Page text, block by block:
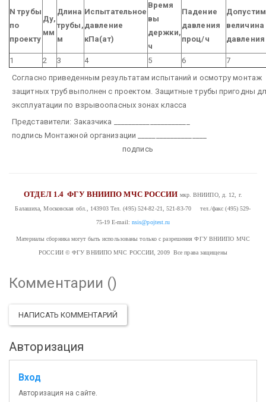
N трубы
по
проекту
Ду,
мм
Длина
трубы,
м
Испытательное
давление
кПа(ат)
Время
вы
держки,
ч
Падение
давления
проц/ч
величина
давления
1 2 3 4 5 6
7
Согласно приведенным результатам испытаний и осмотру монтаж
защитных труб выполнен с проектом. Защитные трубы пригодны
эксплуатации по взрывоопасных зонах класса
Представители: Заказчика _____________________
подпись Монтажной организации ___________________
подпись
ОТДЕЛ 1.4ФГУ ВНИИПО МЧС РОССИИ мкр. ВНИИПО, д. 12, г.
Балашиха, Московская обл., 143903Тел. (495) 524-82-21, 521-83-70 тел./факс (495) 529-
75-19 E-mail: nsis@pojtest.ru
Материалы сборника могут быть использованы только с разрешения ФГУ ВНИИПО МЧС
РОССИИ© ФГУ ВНИИПО МЧС РОССИИ, 2009 Все права защищены
Комментарии ()
НАПИСАТЬ КОММЕНТАРИЙ
Авторизация
Вход
Авторизация на сайте.